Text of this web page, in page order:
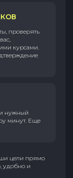
проверять
курсами.
нужный
минут. Еще
цели прямо
удобно и